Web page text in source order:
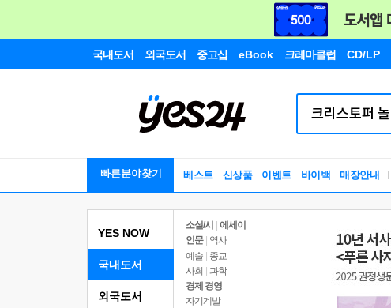
국내도서 외국도서 중고샵 eBook 크레마클럽 CD/LP
빠른분야찾기 베스트 신상품 이벤트 바이백 매장안내
YES NOW
국내도서
소설/시
에세이
인문
역사
예술 | 종교
사회 | 과학
경제 경영
자기계발
외국도서